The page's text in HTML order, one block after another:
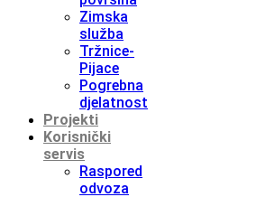
Zimska
služba
Tržnice-
Pijace
Pogrebna
djelatnost
Projekti
Korisnički
servis
Raspored
odvoza